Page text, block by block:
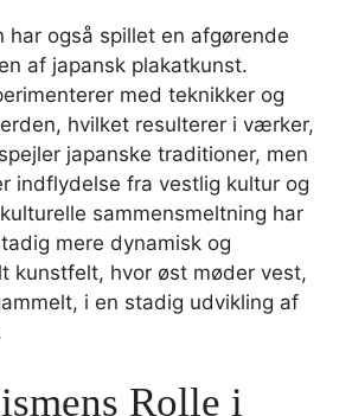
har også spillet en afgørende
af japansk plakatkunst.
med teknikker og
hvilket resulterer i værker,
japanske traditioner, men
indflydelse fra vestlig kultur og
sammensmeltning har
mere dynamisk og
kunstfelt, hvor øst møder vest,
i en stadig udvikling af
Rolle i